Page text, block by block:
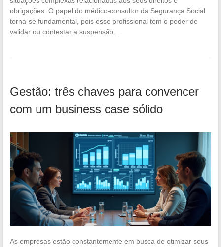
obrigações. O papel do médico-consultor da Segurança Social
torna-se fundamental, pois esse profissional tem o poder de
validar ou contestar a suspensão…
Gestão: três chaves para convencer
com um business case sólido
As empresas estão constantemente em busca de otimizar seus